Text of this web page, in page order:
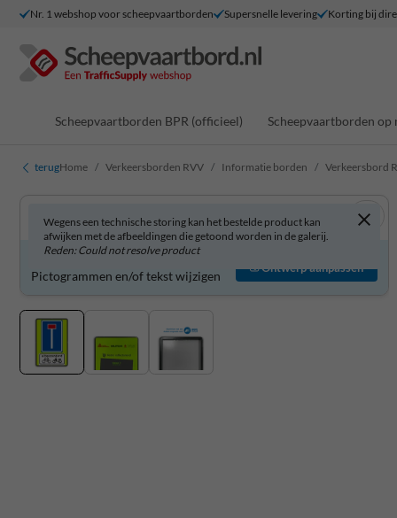
Nr. 1 webshop voor scheepvaartborden Supersnelle levering Korting bij
Scheepvaartborden BPR (officieel) Scheepvaartborden op
terugHome Verkeersborden RVV Informatie borden Verkeersbord
Wegens een technische storing kan het bestelde product kan
afwijken met de afbeeldingen die getoond worden in de galerij.
Reden: Could not resolve product
Verkeersbord zelf aanpassen?
Pictogrammen en/of tekst wijzigen
Ontwerp aanpassen